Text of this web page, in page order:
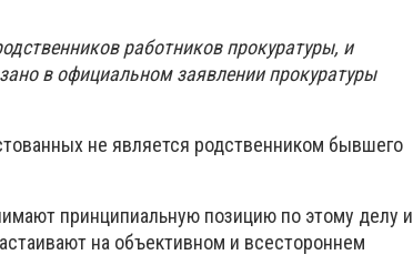
работников прокуратуры, и
в официальном заявлении прокуратуры
не является родственником бывшего
принципиальную позицию по этому делу и
на объективном и всестороннем